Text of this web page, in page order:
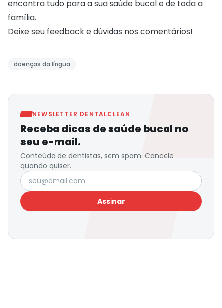
encontra tudo para a sua saúde bucal e de toda a
família.
Deixe seu feedback e dúvidas nos comentários!
doenças da língua
NEWSLETTER DENTALCLEAN
Receba dicas de saúde bucal no
seu e-mail.
Conteúdo de dentistas, sem spam. Cancele
quando quiser.
Seu e-mail
Assinar